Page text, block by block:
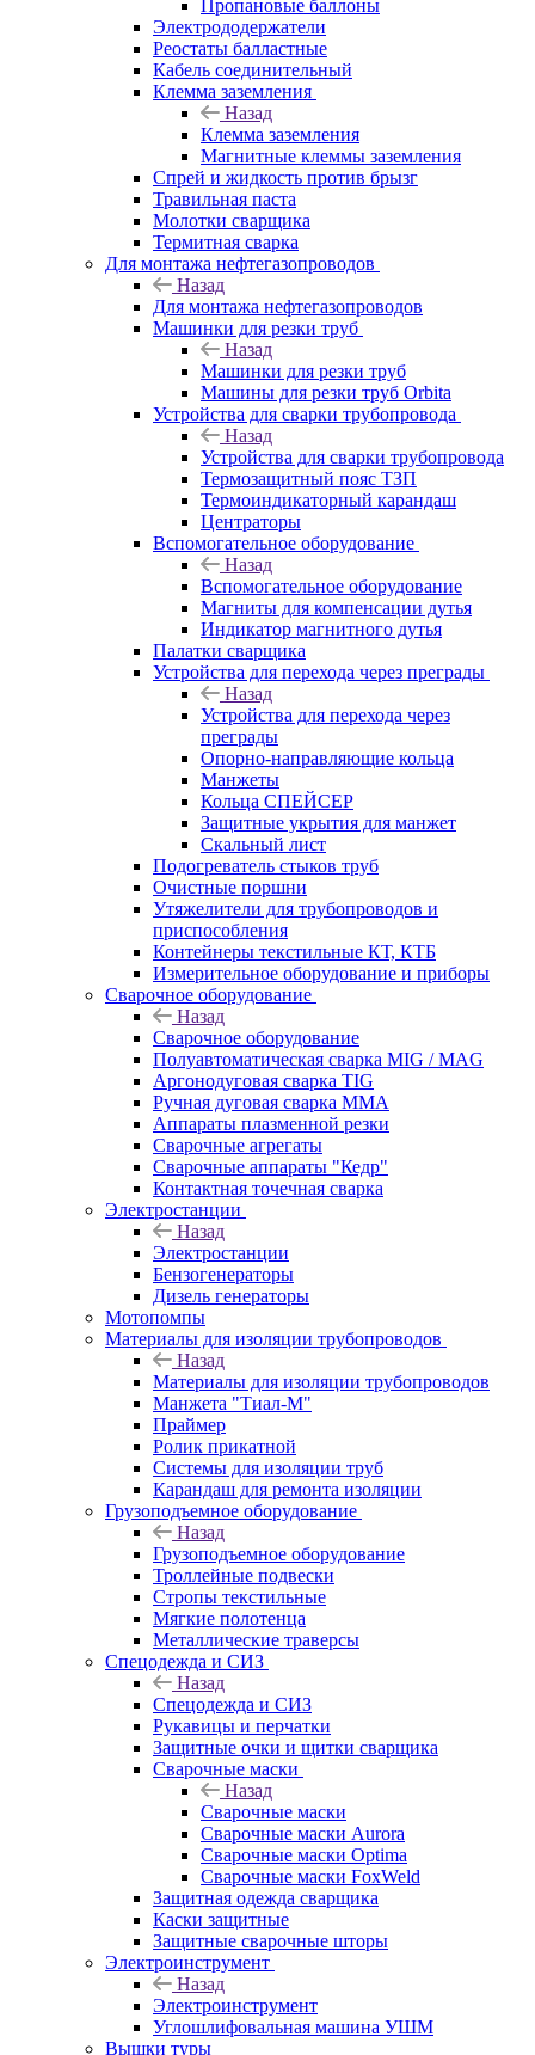
Пропановые баллоны
Электрододержатели
Реостаты балластные
Кабель соединительный
Клемма заземления
Назад
Клемма заземления
Магнитные клеммы заземления
Спрей и жидкость против брызг
Травильная паста
Молотки сварщика
Термитная сварка
Для монтажа нефтегазопроводов
Назад
Для монтажа нефтегазопроводов
Машинки для резки труб
Назад
Машинки для резки труб
Машины для резки труб Orbita
Устройства для сварки трубопровода
Назад
Устройства для сварки трубопровода
Термозащитный пояс ТЗП
Термоиндикаторный карандаш
Центраторы
Вспомогательное оборудование
Назад
Вспомогательное оборудование
Магниты для компенсации дутья
Индикатор магнитного дутья
Палатки сварщика
Устройства для перехода через преграды
Назад
Устройства для перехода через
преграды
Опорно-направляющие кольца
Манжеты
Кольца СПЕЙСЕР
Защитные укрытия для манжет
Скальный лист
Подогреватель стыков труб
Очистные поршни
Утяжелители для трубопроводов и
приспособления
Контейнеры текстильные КТ, КТБ
Измерительное оборудование и приборы
Сварочное оборудование
Назад
Сварочное оборудование
Полуавтоматическая сварка MIG / MAG
Аргонодуговая сварка TIG
Ручная дуговая сварка ММА
Аппараты плазменной резки
Сварочные агрегаты
Сварочные аппараты "Кедр"
Контактная точечная сварка
Электростанции
Назад
Электростанции
Бензогенераторы
Дизель генераторы
Мотопомпы
Материалы для изоляции трубопроводов
Назад
Материалы для изоляции трубопроводов
Манжета "Тиал-М"
Праймер
Ролик прикатной
Системы для изоляции труб
Карандаш для ремонта изоляции
Грузоподъемное оборудование
Назад
Грузоподъемное оборудование
Троллейные подвески
Стропы текстильные
Мягкие полотенца
Металлические траверсы
Спецодежда и СИЗ
Назад
Спецодежда и СИЗ
Рукавицы и перчатки
Защитные очки и щитки сварщика
Сварочные маски
Назад
Сварочные маски
Сварочные маски Aurora
Сварочные маски Optima
Сварочные маски FoxWeld
Защитная одежда сварщика
Каски защитные
Защитные сварочные шторы
Электроинструмент
Назад
Электроинструмент
Углошлифовальная машина УШМ
Вышки туры